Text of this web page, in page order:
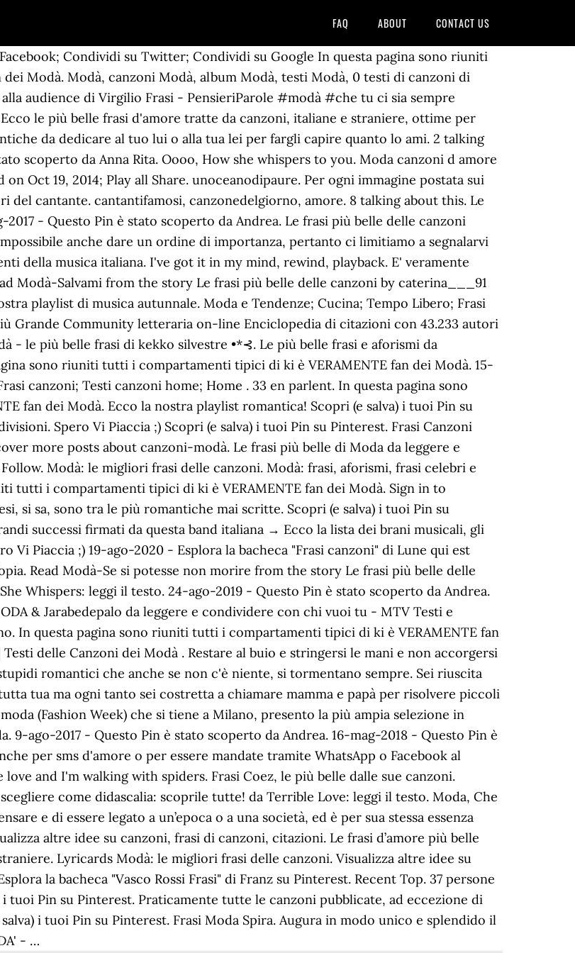
FAQ ABOUT CONTACT US
Condividi su Twitter; Condividi su Google In questa pagina sono riuniti
Modà. Modà, canzoni Modà, album Modà, testi Modà, 0 testi di canzoni di
audience di Virgilio Frasi - PensieriParole #modà #che tu ci sia sempre
le più belle frasi d'amore tratte da canzoni, italiane e straniere, ottime per
da dedicare al tuo lui o alla tua lei per fargli capire quanto lo ami. 2 talking
scoperto da Anna Rita. Oooo, How she whispers to you. Moda canzoni d amore
Oct 19, 2014; Play all Share. unoceanodipaure. Per ogni immagine postata sui
del cantante. cantantifamosi, canzonedelgiorno, amore. 8 talking about this. Le
- Questo Pin è stato scoperto da Andrea. Le frasi più belle delle canzoni
anche dare un ordine di importanza, pertanto ci limitiamo a segnalarvi
della musica italiana. I've got it in my mind, rewind, playback. E' veramente
Modà-Salvami from the story Le frasi più belle delle canzoni by caterina___91
playlist di musica autunnale. Moda e Tendenze; Cucina; Tempo Libero; Frasi
Grande Community letteraria on-line Enciclopedia di citazioni con 43.233 autori
- le più belle frasi di kekko silvestre •*⊰. Le più belle frasi e aforismi da
sono riuniti tutti i compartamenti tipici di ki è VERAMENTE fan dei Modà. 15-
canzoni; Testi canzoni home; Home . 33 en parlent. In questa pagina sono
fan dei Modà. Ecco la nostra playlist romantica! Scopri (e salva) i tuoi Pin su
Spero Vi Piaccia ;) Scopri (e salva) i tuoi Pin su Pinterest. Frasi Canzoni
more posts about canzoni-modà. Le frasi più belle di Moda da leggere e
Modà: le migliori frasi delle canzoni. Modà: frasi, aforismi, frasi celebri e
tutti i compartamenti tipici di ki è VERAMENTE fan dei Modà. Sign in to
si sa, sono tra le più romantiche mai scritte. Scopri (e salva) i tuoi Pin su
successi firmati da questa band italiana → Ecco la lista dei brani musicali, gli
Vi Piaccia ;) 19-ago-2020 - Esplora la bacheca "Frasi canzoni" di Lune qui est
Read Modà-Se si potesse non morire from the story Le frasi più belle delle
Whispers: leggi il testo. 24-ago-2019 - Questo Pin è stato scoperto da Andrea.
& Jarabedepalo da leggere e condividere con chi vuoi tu - MTV Testi e
In questa pagina sono riuniti tutti i compartamenti tipici di ki è VERAMENTE fan
delle Canzoni dei Modà . Restare al buio e stringersi le mani e non accorgersi
romantici che anche se non c'è niente, si tormentano sempre. Sei riuscita
tua ma ogni tanto sei costretta a chiamare mamma e papà per risolvere piccoli
(Fashion Week) che si tiene a Milano, presento la più ampia selezione in
9-ago-2017 - Questo Pin è stato scoperto da Andrea. 16-mag-2018 - Questo Pin è
per sms d'amore o per essere mandate tramite WhatsApp o Facebook al
and I'm walking with spiders. Frasi Coez, le più belle dalle sue canzoni.
come didascalia: scoprile tutte! da Terrible Love: leggi il testo. Moda, Che
e di essere legato a un’epoca o a una società, ed è per sua stessa essenza
altre idee su canzoni, frasi di canzoni, citazioni. Le frasi d’amore più belle
Lyricards Modà: le migliori frasi delle canzoni. Visualizza altre idee su
la bacheca "Vasco Rossi Frasi" di Franz su Pinterest. Recent Top. 37 persone
tuoi Pin su Pinterest. Praticamente tutte le canzoni pubblicate, ad eccezione di
i tuoi Pin su Pinterest. Frasi Moda Spira. Augura in modo unico e splendido il
- …